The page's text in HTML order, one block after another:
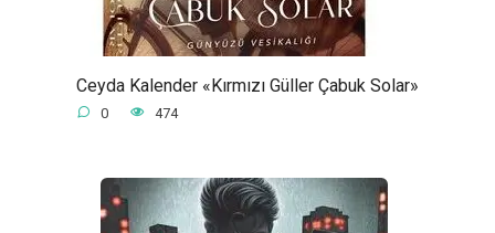
Ceyda Kalender «Kırmızı Güller Çabuk Solar»
0 474